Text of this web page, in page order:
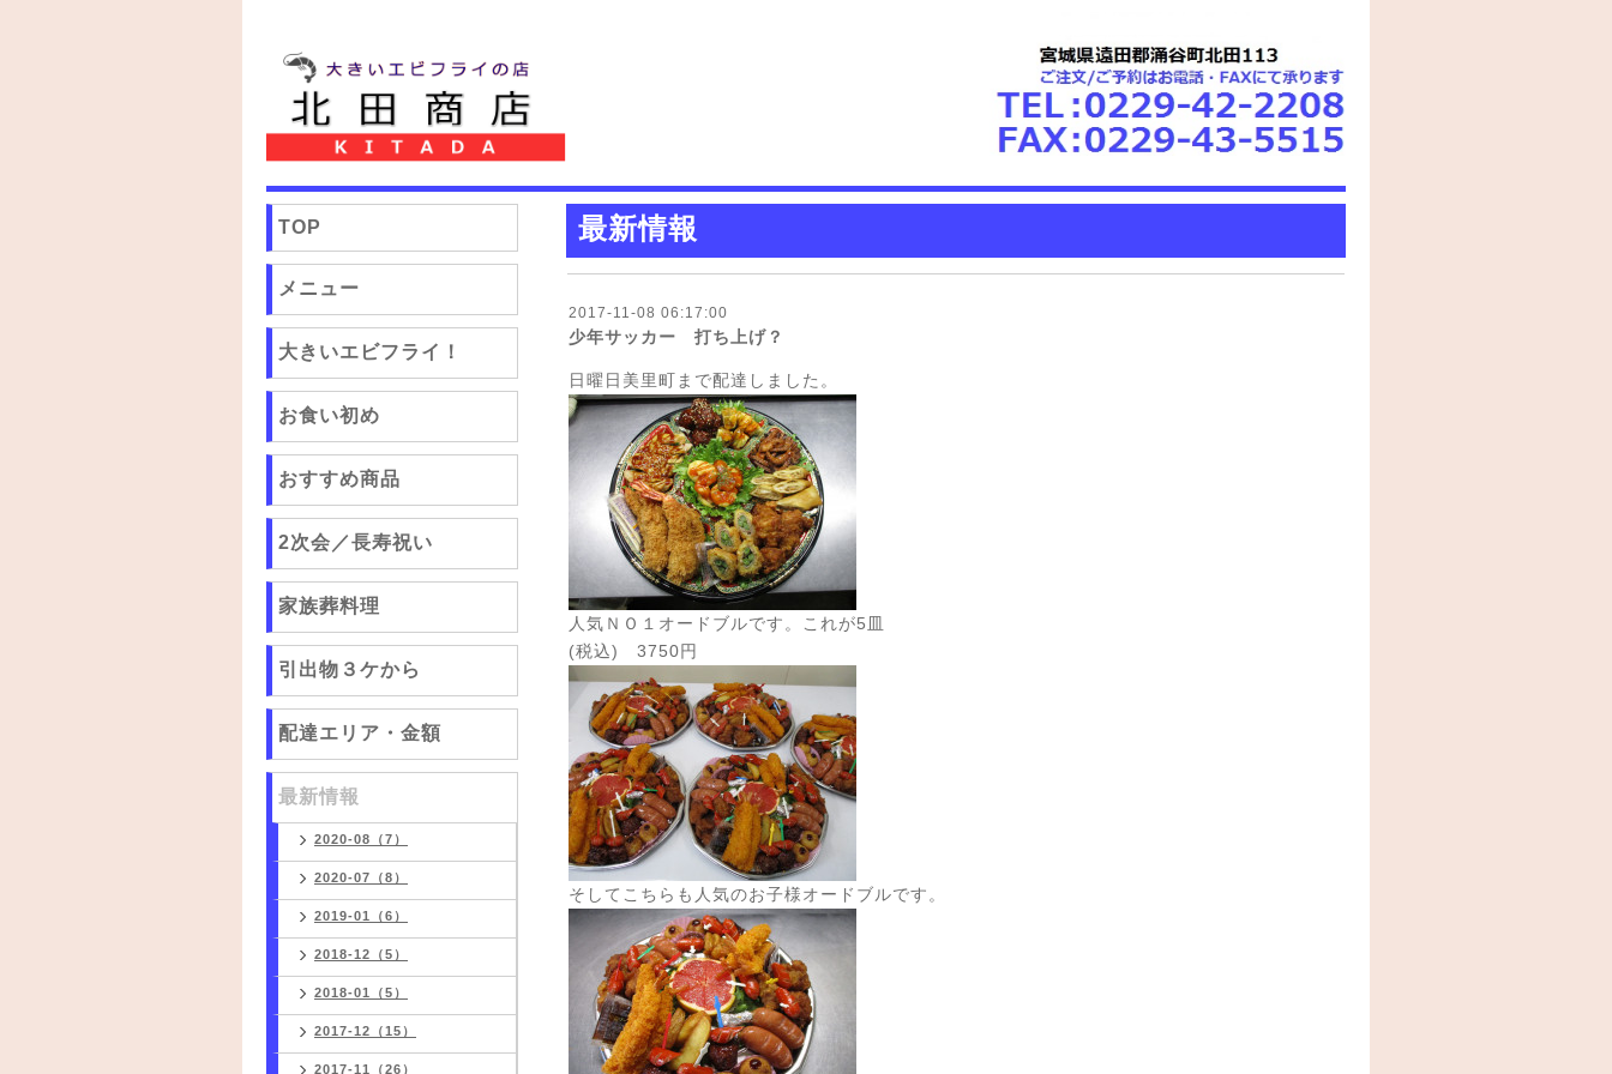
最新情報
2017-11-08 06:17:00
少年サッカー 打ち上げ？
日曜日美里町まで配達しました。
人気ＮＯ１オードブルです。これが5皿
(税込) 3750円
そしてこちらも人気のお子様オードブルです。
TOP
メニュー
大きいエビフライ！
お食い初め
おすすめ商品
2次会／長寿祝い
家族葬料理
引出物３ケから
配達エリア・金額
最新情報
2020-08（7）
2020-07（8）
2019-01（6）
2018-12（5）
2018-01（5）
2017-12（15）
2017-11（26）